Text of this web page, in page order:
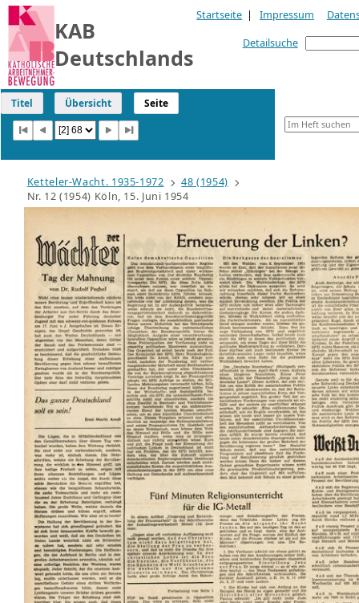
KAB
Deutschlands
Startseite | Impressum
Detailsuche
Titel Übersicht Seite
Ketteler-Wacht. 1935-1972
48 (1954)
Nr. 12 (1954) Köln, 15. Juni 1954